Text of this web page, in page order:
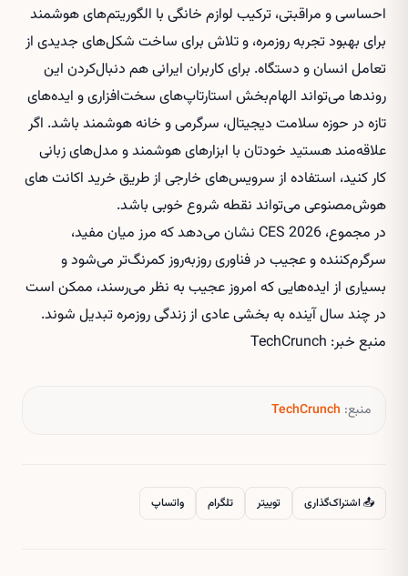
احساسی و مراقبتی، ترکیب لوازم خانگی با الگوریتم‌های هوشمند
برای بهبود تجربه روزمره، و تلاش برای ساخت شکل‌های جدیدی از
تعامل انسان و دستگاه. برای کاربران ایرانی هم دنبال‌کردن این
روندها می‌تواند الهام‌بخش استارتاپ‌های سخت‌افزاری و ایده‌های
تازه در حوزه سلامت دیجیتال، سرگرمی و خانه هوشمند باشد. اگر
علاقه‌مند هستید خودتان با ابزارهای هوشمند و مدل‌های زبانی
کار کنید، استفاده از سرویس‌های خارجی از طریق خرید اکانت های
هوش‌مصنوعی می‌تواند نقطه شروع خوبی باشد.
در مجموع، CES 2026 نشان می‌دهد که مرز میان مفید،
سرگرم‌کننده و عجیب در فناوری روزبه‌روز کمرنگ‌تر می‌شود و
بسیاری از ایده‌هایی که امروز عجیب به نظر می‌رسند، ممکن است
در چند سال آینده به بخشی عادی از زندگی روزمره تبدیل شوند.
منبع خبر: TechCrunch
منبع: TechCrunch
📤 اشتراک‌گذاری توییتر تلگرام واتساپ